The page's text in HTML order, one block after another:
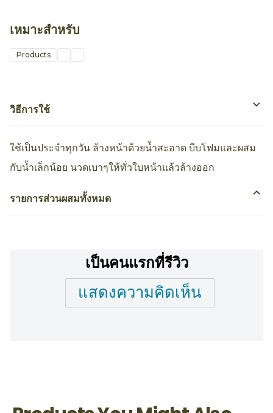
เหมาะสำหรับ
Products
วิธีการใช้
ใช้เป็นประจำทุกวัน ล้างหน้าด้วยน้ำสะอาด บีบโฟมและผสม
กับน้ำเล็กน้อย นวดเบาๆให้ทั่วใบหน้าแล้วล้างออก
รายการส่วนผสมทั้งหมด
เป็นคนแรกที่รีวิว
แสดงความคิดเห็น